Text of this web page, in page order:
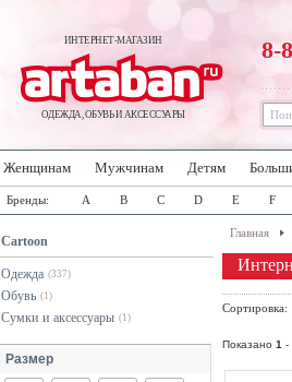
ИНТЕРНЕТ-МАГАЗИН
ОДЕЖДА, ОБУВЬ И АКСЕССУАРЫ
8-
Женщинам Мужчинам Детям
Бренды: A B C D E F
Cartoon
Одежда (337)
Обувь (1)
Сумки и аксессуары (1)
Размер
Главная
Показано 1 -